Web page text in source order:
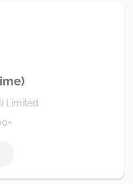
Limited